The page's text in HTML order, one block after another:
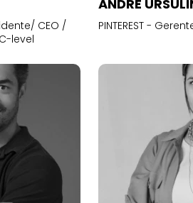
CEO /
level
ANDRE
PINTEREST -